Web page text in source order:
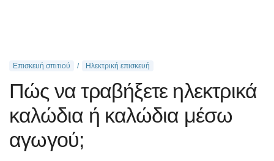
Επισκευή σπιτιού Ηλεκτρική επισκευή
Πώς να τραβήξετε ηλεκτρικά
καλώδια ή καλώδια μέσω
αγωγού;